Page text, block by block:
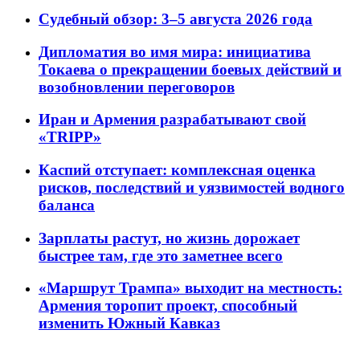
Судебный обзор: 3–5 августа 2026 года
Дипломатия во имя мира: инициатива
Токаева о прекращении боевых действий и
возобновлении переговоров
Иран и Армения разрабатывают свой
«TRIPP»
Каспий отступает: комплексная оценка
рисков, последствий и уязвимостей водного
баланса
Зарплаты растут, но жизнь дорожает
быстрее там, где это заметнее всего
«Маршрут Трампа» выходит на местность:
Армения торопит проект, способный
изменить Южный Кавказ